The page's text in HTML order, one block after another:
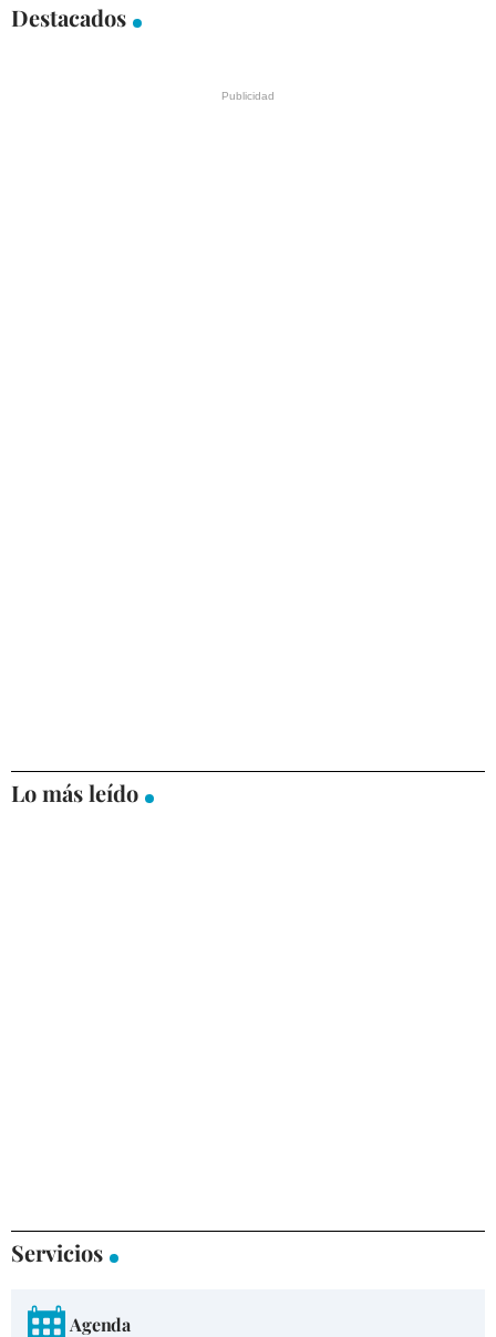
Destacados
Lo más leído
Servicios
Agenda